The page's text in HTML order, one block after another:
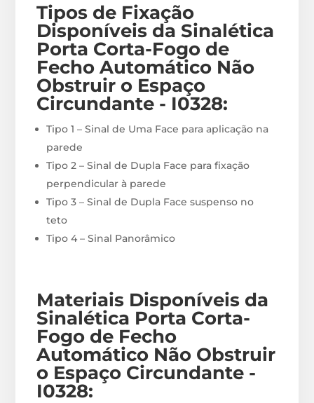
Tipos de Fixação
Disponíveis da Sinalética
Porta Corta-Fogo de
Fecho Automático Não
Obstruir o Espaço
Circundante - I0328:
Tipo 1 – Sinal de Uma Face para aplicação na
parede
Tipo 2 – Sinal de Dupla Face para fixação
perpendicular à parede
Tipo 3 – Sinal de Dupla Face suspenso no
teto
Tipo 4 – Sinal Panorâmico
Materiais Disponíveis da
Sinalética Porta Corta-
Fogo de Fecho
Automático Não Obstruir
o Espaço Circundante -
I0328: